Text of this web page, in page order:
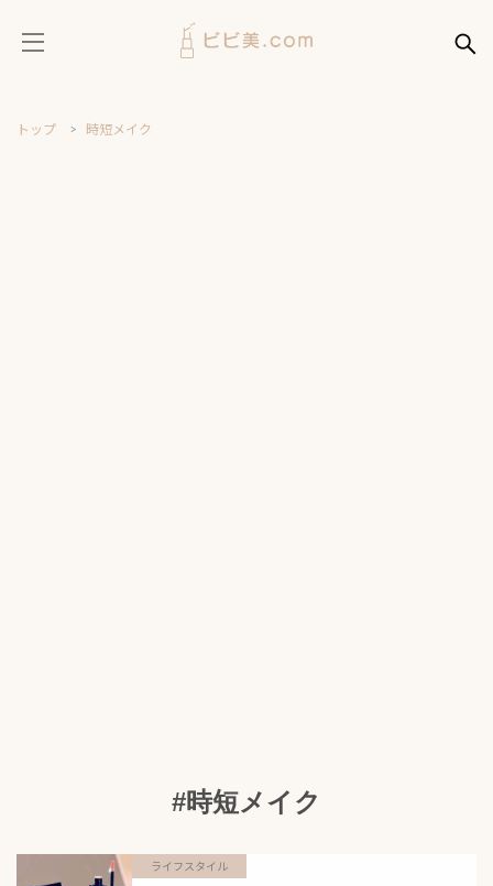
トップ 時短メイク
#時短メイク
ライフスタイル